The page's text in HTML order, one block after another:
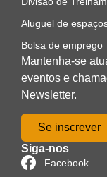
Aluguel de
Bolsa de emprego
Mantenha-se
eventos e
Newsletter.
Se inscrever
Siga-nos
Facebook